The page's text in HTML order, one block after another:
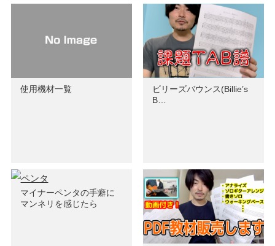
使用機材一覧
ビリーズバウンス(Billie’s
B…
マイナーペンタの手癖に
マンネリを感じたら